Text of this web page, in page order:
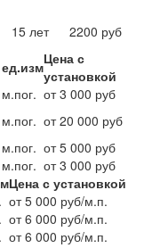
15 лет
2200 руб
ед.измЦена с
установкой
м.пог. от 3 000 руб
м.пог. от 20 000 руб
м.пог. от 5 000 руб
м.пог. от 3 000 руб
Цена с установкой
от 5 000 руб/м.п.
от 6 000 руб/м.п.
от 6 000 руб/м.п.